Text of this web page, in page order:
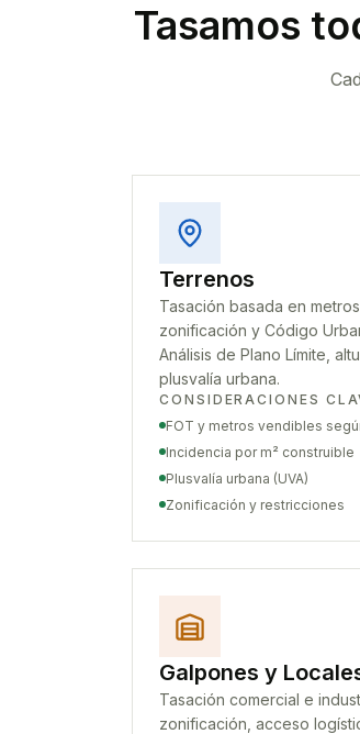
Tasamos
Terrenos
Tasación basada en
zonificación y Código
Análisis de Plano Límite,
plusvalía urbana.
CONSIDERACIONES
FOT y metros vendibles
Incidencia por m² construible
Plusvalía urbana (UVA)
Zonificación y restricciones
Galpones y
Tasación comercial e
zonificación, acceso